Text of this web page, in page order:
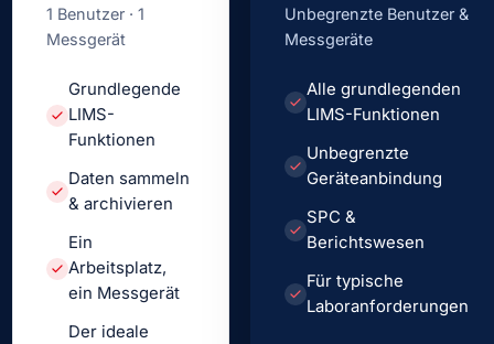
1 Benutzer · 1
Messgerät
Grundlegende
LIMS-
Funktionen
Daten sammeln
& archivieren
Ein
Arbeitsplatz,
ein Messgerät
Der ideale
Unbegrenzte Benutzer &
Messgeräte
Alle grundlegenden
LIMS-Funktionen
Unbegrenzte
Geräteanbindung
SPC &
Berichtswesen
Für typische
Laboranforderungen